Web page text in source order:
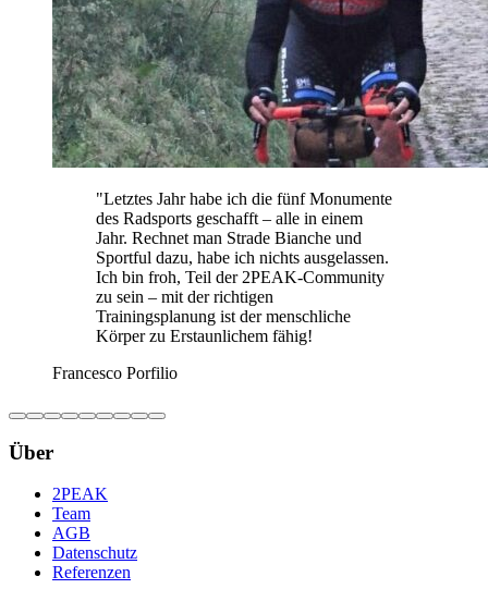
"Letztes Jahr habe ich die fünf Monumente
des Radsports geschafft – alle in einem
Jahr. Rechnet man Strade Bianche und
Sportful dazu, habe ich nichts ausgelassen.
Ich bin froh, Teil der 2PEAK-Community
zu sein – mit der richtigen
Trainingsplanung ist der menschliche
Körper zu Erstaunlichem fähig!
Francesco Porfilio
Über
2PEAK
Team
AGB
Datenschutz
Referenzen